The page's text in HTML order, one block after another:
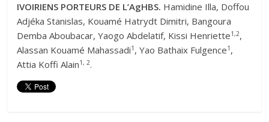
IVOIRIENS PORTEURS DE L’AgHBS. Hamidine Illa, Doffou
Adjéka Stanislas, Kouamé Hatrydt Dimitri, Bangoura
Demba Aboubacar, Yaogo Abdelatif, Kissi Henriette1,2,
Alassan Kouamé Mahassadi1 , Yao Bathaix Fulgence1 ,
Attia Koffi Alain1, 2.